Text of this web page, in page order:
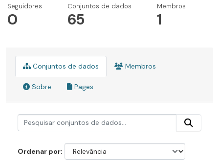
Seguidores
0
Conjuntos de dados
65
Membros
1
Conjuntos de dados Membros
Sobre Pages
Ordenar por